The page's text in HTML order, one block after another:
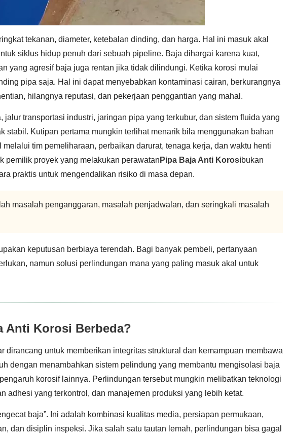
tekanan, diameter, ketebalan dinding, dan harga. Hal ini masuk akal
siklus hidup penuh dari sebuah pipeline. Baja dihargai karena kuat,
yang agresif baja juga rentan jika tidak dilindungi. Ketika korosi mulai
pipa saja. Hal ini dapat menyebabkan kontaminasi cairan, berkurangnya
hilangnya reputasi, dan pekerjaan penggantian yang mahal.
transportasi industri, jaringan pipa yang terkubur, dan sistem fluida yang
stabil. Kutipan pertama mungkin terlihat menarik bila menggunakan bahan
tim pemeliharaan, perbaikan darurat, tenaga kerja, dan waktu henti
pemilik proyek yang melakukan perawatan Pipa Baja Anti Korosibukan
praktis untuk mengendalikan risiko di masa depan.
masalah penganggaran, masalah penjadwalan, dan seringkali masalah
keputusan berbiaya terendah. Bagi banyak pembeli, pertanyaan
namun solusi perlindungan mana yang paling masuk akal untuk
Anti Korosi Berbeda?
dirancang untuk memberikan integritas struktural dan kemampuan membawa
dengan menambahkan sistem pelindung yang membantu mengisolasi baja
korosif lainnya. Perlindungan tersebut mungkin melibatkan teknologi
adhesi yang terkontrol, dan manajemen produksi yang lebih ketat.
baja”. Ini adalah kombinasi kualitas media, persiapan permukaan,
dan disiplin inspeksi. Jika salah satu tautan lemah, perlindungan bisa gagal